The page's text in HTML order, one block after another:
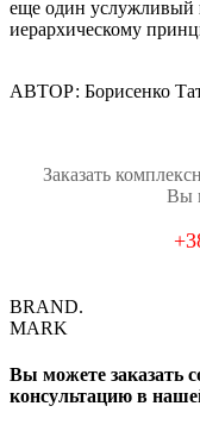
еще один услужливый
иерархическому
АВТОР: Борисенко
Заказать
Вы
BRAND.
MARK
Вы можете заказать
консультацию в